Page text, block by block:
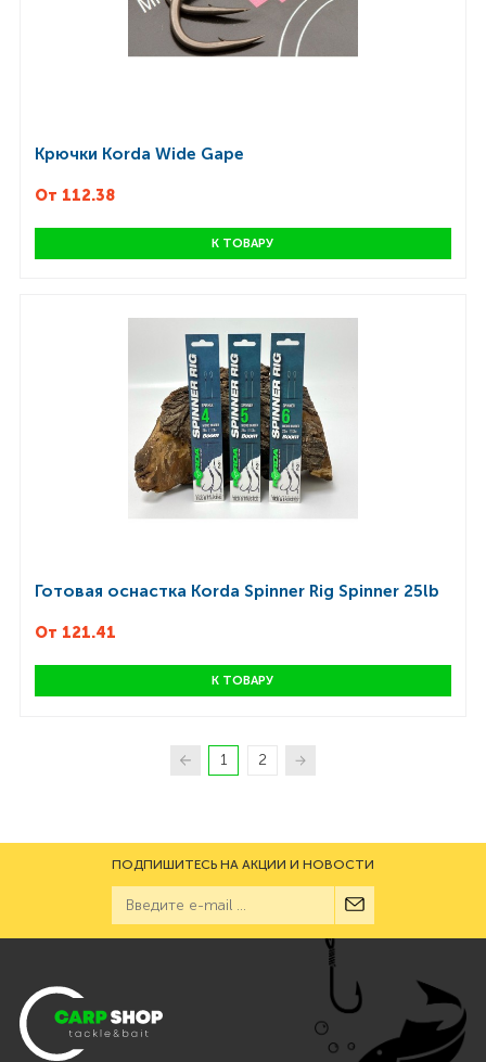
Крючки Korda Wide Gape
От 112.38
К ТОВАРУ
Готовая оснастка Korda Spinner Rig Spinner 25lb
От 121.41
К ТОВАРУ
1 2
ПОДПИШИТЕСЬ НА АКЦИИ И НОВОСТИ